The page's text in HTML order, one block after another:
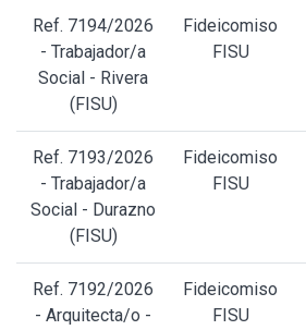
Ref. 7194/2026
- Trabajador/a
Social - Rivera
(FISU)
Fideicomiso
FISU
Ref. 7193/2026
- Trabajador/a
Social - Durazno
(FISU)
Fideicomiso
FISU
Ref. 7192/2026
- Arquitecta/o -
Fideicomiso
FISU